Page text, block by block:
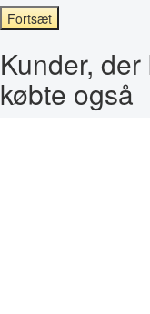
Fortsæt
Kunder,
købte også